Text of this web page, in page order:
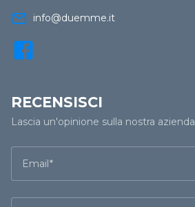
mail_outline info@duemme.it
RECENSISCI
Lascia un'opinione sulla nostra azienda
Email